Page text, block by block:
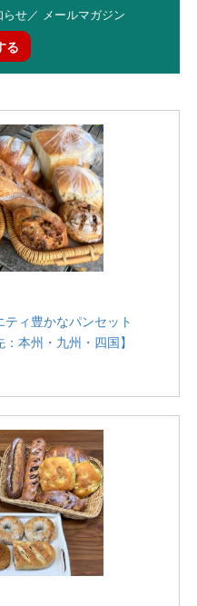
せ／ メールマガジン
る
ティ豊かなパンセット
本州・九州・四国】